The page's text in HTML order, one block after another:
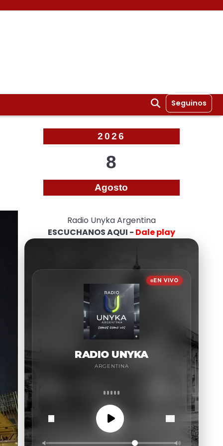
Seguinos
2026
8
Agosto
Radio Unyka Argentina
ESCUCHANOS AQUI - Dale play